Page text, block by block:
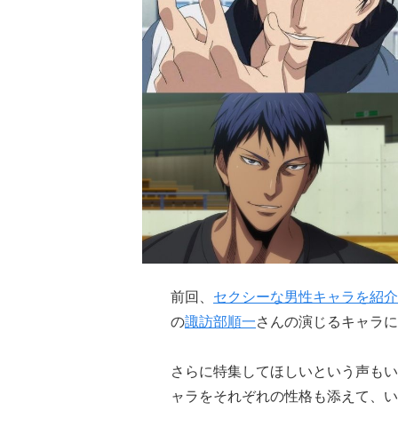
前回、 セクシーな男性キャラを紹介
の諏訪部順一さんの演じるキャラ
さらに特集してほしいという声も
ャラをそれぞれの性格も添えて、